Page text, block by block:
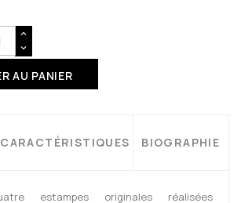
AU PANIER
CARACTÉRISTIQUES BIOGRAPHIE
estampes originales réalisées